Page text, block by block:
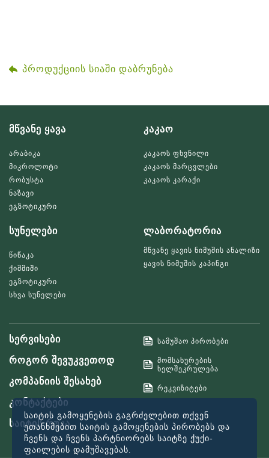
პროდუქციის სიაში დაბრუნება
მწვანე ყავა
არაბიკა
მიკროლოტი
რობუსტა
ნაზავი
ეგზოტიკური
კაკაო
კაკაოს ფხვნილი
კაკაოს მარცვლები
კაკაოს კარაქი
სუნელები
წიწაკა
ქიშმიში
ეგზოტიკური
სხვა სუნელები
ლაბორატორია
მწვანე ყავის ნიმუშის ანალიზი
ყავის ნიმუშის კაპინგი
სერვისები
როგორ შევუკვეთოდ
კომპანიის შესახებ
კონტაქტები
საიტის რუკა
სამუშაო პირობები
მომსახურების
ხელშეკრულება
რეკვიზიტები
საიტის გამოყენების გაგრძელებით თქვენ
ეთანხმებით საიტის გამოყენების პირობებს და
ჩვენს და ჩვენს პარტნიორებს საიტზე ქუქი-
ფაილების დამუშავებას.